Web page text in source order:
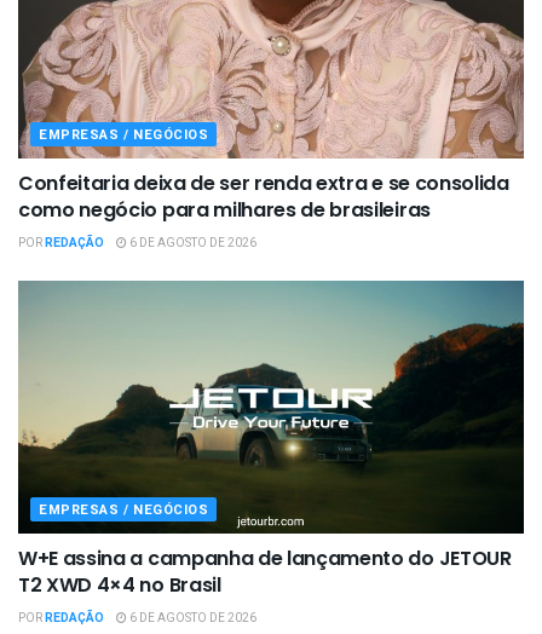
EMPRESAS / NEGÓCIOS
Confeitaria deixa de ser renda extra e se consolida
como negócio para milhares de brasileiras
PORREDAÇÃO 6 DE AGOSTO DE 2026
EMPRESAS / NEGÓCIOS
W+E assina a campanha de lançamento do JETOUR
T2 XWD 4×4 no Brasil
PORREDAÇÃO 6 DE AGOSTO DE 2026